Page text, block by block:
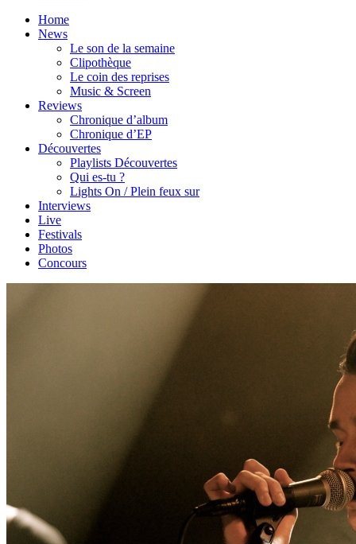
Home
News
Le son de la semaine
Clipothèque
Le coin des reprises
Music & Screen
Reviews
Chronique d’album
Chronique d’EP
Découvertes
Playlists Découvertes
Qui es-tu ?
Lights On / Plein feux sur
Interviews
Live
Festivals
Photos
Concours